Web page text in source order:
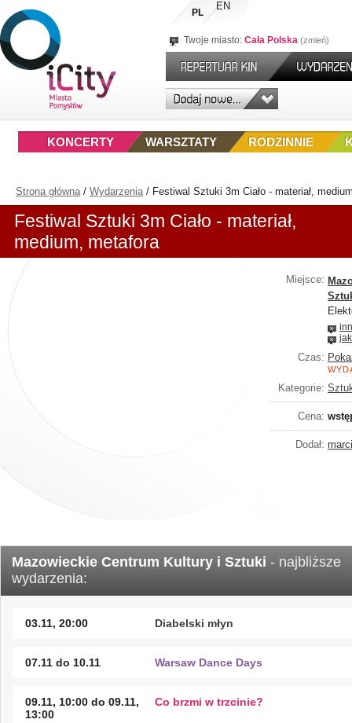
PL
EN
Twoje miasto: Cała Polska zmień
RODZINNIE
WARSZTATY
KONCERTY
Strona główna/ Wydarzenia/ Festiwal Sztuki 3m Ciało - materiał,
Festiwal Sztuki 3m Ciało - materiał,
medium, metafora
Miejsce:
Czas:
Kategorie:
Cena:
Dodał:
Mazowieckie Centrum Kultury i Sztuki - najbliższe
wydarzenia:
03.11, 20:00 Diabelski młyn
07.11 do 10.11 Warsaw Dance Days
09.11, 10:00 do 09.11,
13:00
Co brzmi w trzcinie?